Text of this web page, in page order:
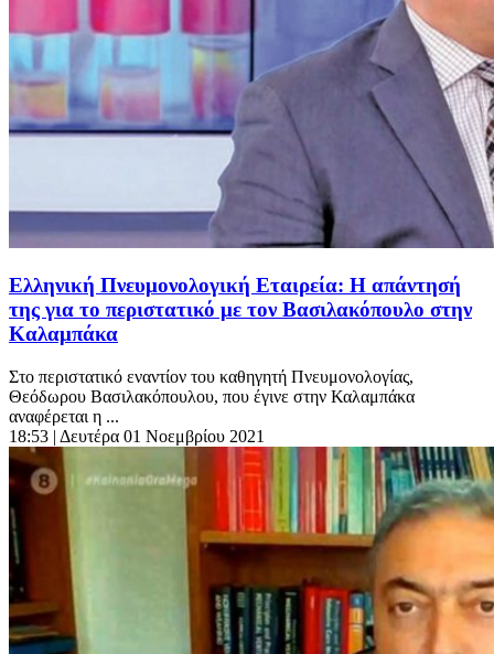
Ελληνική Πνευμονολογική Εταιρεία: Η απάντησή
της για το περιστατικό με τον Βασιλακόπουλο στην
Καλαμπάκα
Στο περιστατικό εναντίον του καθηγητή Πνευμονολογίας,
Θεόδωρου Βασιλακόπουλου, που έγινε στην Καλαμπάκα
αναφέρεται η ...
18:53 | Δευτέρα 01 Νοεμβρίου 2021